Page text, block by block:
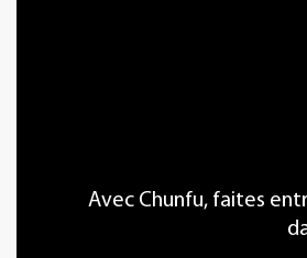
Avec Chunfu, faites